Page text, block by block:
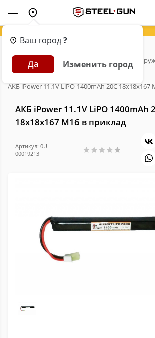
Ваш город?
Да Изменить город
Главная Каталог
Страйкбольное
Аксессуары для страйкбола
АКБ iPower 11.1V LiPO 1400mAh 20C 18x18x167
АКБ iPower 11.1V LiPO 1400mAh
18x18x167 M16 в приклад
Артикул: 0U-
00019213